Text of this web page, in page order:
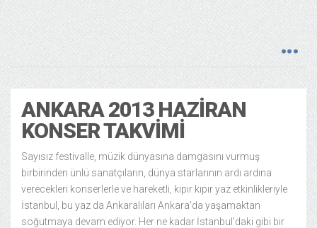
ANKARA 2013 HAZIRAN
KONSER TAKVIMI
Sayısız festivalle, müzik dünyasına damgasını vurmuş
birbirinden ünlü sanatçıların, dünya starlarının ardı ardına
verecekleri konserlerle ve hareketli, kıpır kıpır yaz etkinlikleriyle
İstanbul, bu yaz da Ankaralıları Ankara’da yaşamaktan
soğutmaya devam ediyor. Her ne kadar İstanbul’daki gibi bir